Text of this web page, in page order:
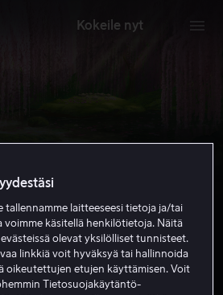
Kokeile nyt
tallennamme laitteeseesi tietoja ja/tai
voimme käsitellä henkilötietoja. Näitä
olevat yksilölliset tunnisteet.
linkkiä voit hyväksyä tai hallinnoida
oikeutettujen etujen käyttämisen. Voit
Tietosuojakäytäntö-